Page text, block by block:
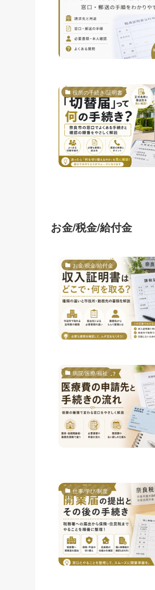
役所の手続き/証明書
お金/税金/給付金
お金/税金/給付金
病院/医療/福祉
仕事/学び/制度